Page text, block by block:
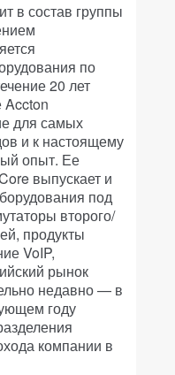
в состав группы
по
20 лет
для самых
и к настоящему
опыт. Ее
выпускает и
под
второго/
продукты
VoIP,
рынок
недавно — в
году
компании в